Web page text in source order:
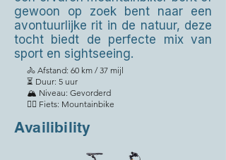
gewoon op zoek bent naar een
avontuurlijke rit in de natuur, deze
tocht biedt de perfecte mix van
sport en sightseeing.
🚴 Afstand: 60 km / 37 mijl
⏳ Duur: 5 uur
🏔️ Niveau: Gevorderd
🚵‍♂️ Fiets: Mountainbike
Availibility